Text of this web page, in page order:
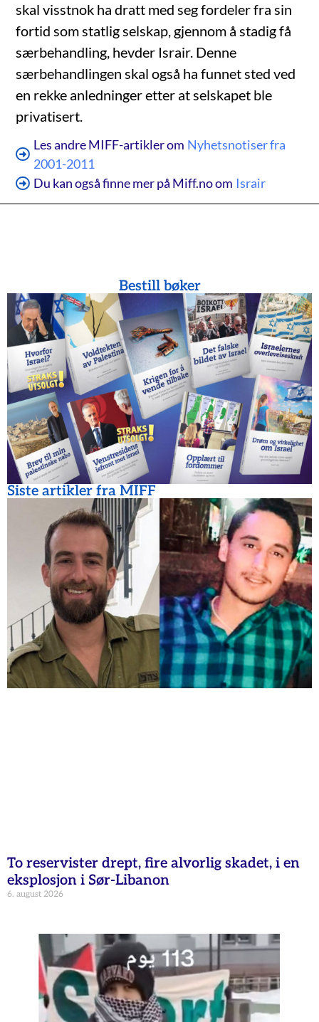
skal visstnok ha dratt med seg fordeler fra sin
fortid som statlig selskap, gjennom å stadig få
særbehandling, hevder Israir. Denne
særbehandlingen skal også ha funnet sted ved
en rekke anledninger etter at selskapet ble
privatisert.
Les andre MIFF-artikler om Nyhetsnotiser fra
2001-2011
Du kan også finne mer på Miff.no om Israir
Bestill bøker
Siste artikler fra MIFF
To reservister drept, fire alvorlig skadet, i en
eksplosjon i Sør-Libanon
6. august 2026